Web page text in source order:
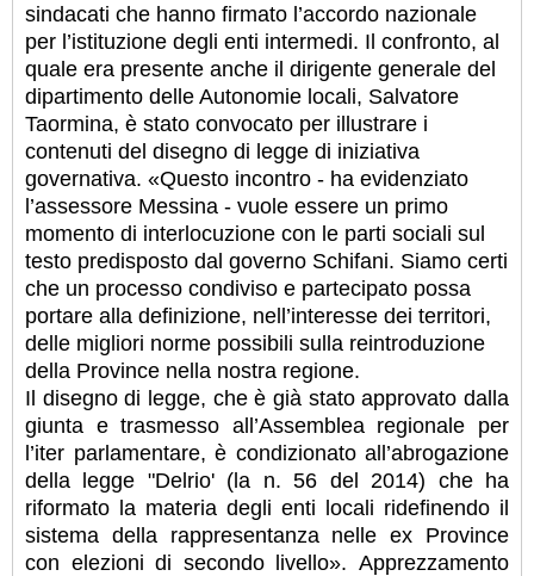
sindacati che hanno firmato l’accordo nazionale
per l’istituzione degli enti intermedi. Il confronto, al
quale era presente anche il dirigente generale del
dipartimento delle Autonomie locali, Salvatore
Taormina, è stato convocato per illustrare i
contenuti del disegno di legge di iniziativa
governativa. «Questo incontro - ha evidenziato
l’assessore Messina - vuole essere un primo
momento di interlocuzione con le parti sociali sul
testo predisposto dal governo Schifani. Siamo certi
che un processo condiviso e partecipato possa
portare alla definizione, nell’interesse dei territori,
delle migliori norme possibili sulla reintroduzione
della Province nella nostra regione.
Il disegno di legge, che è già stato approvato dalla
giunta e trasmesso all’Assemblea regionale per
l’iter parlamentare, è condizionato all’abrogazione
della legge "Delrio' (la n. 56 del 2014) che ha
riformato la materia degli enti locali ridefinendo il
sistema della rappresentanza nelle ex Province
con elezioni di secondo livello». Apprezzamento